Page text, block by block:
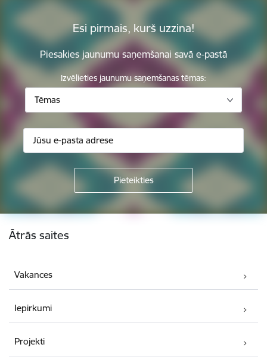
Esi pirmais, kurš uzzina!
Piesakies jaunumu saņemšanai savā e-pastā
Izvēlieties jaunumu saņemšanas tēmas:
Tēmas
Kājene
Ātrās saites
Vakances
Iepirkumi
Projekti